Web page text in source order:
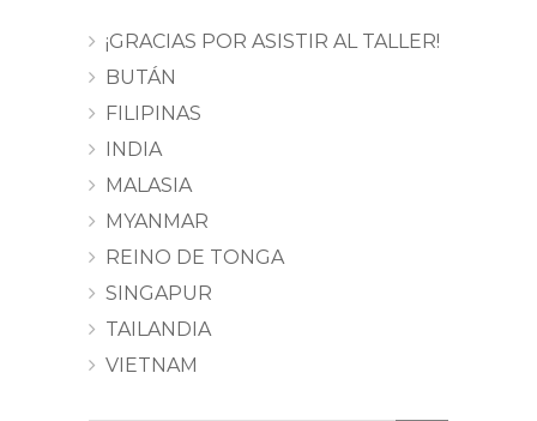
¡GRACIAS POR ASISTIR AL TALLER!
BUTÁN
FILIPINAS
INDIA
MALASIA
MYANMAR
REINO DE TONGA
SINGAPUR
TAILANDIA
VIETNAM